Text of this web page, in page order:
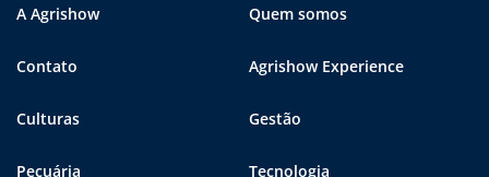
A Agrishow Quem somos
Contato Agrishow Experience
Culturas Gestão
Pecuária Tecnologia